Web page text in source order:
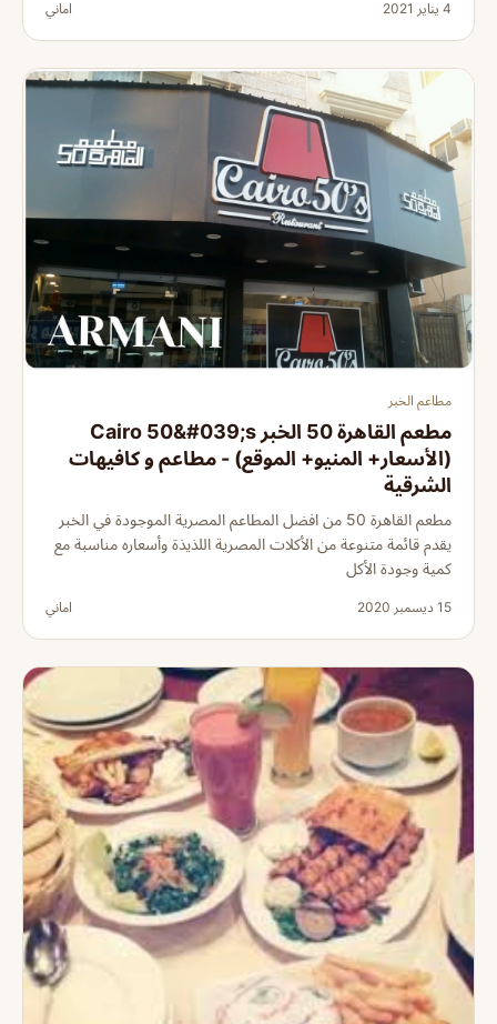
4 يناير 2021 اماني
مطاعم الخبر
مطعم القاهرة 50 الخبر Cairo 50&#039;s
(الأسعار+ المنيو+ الموقع) - مطاعم و كافيهات
الشرقية
مطعم القاهرة 50 من افضل المطاعم المصرية الموجودة في الخبر
يقدم قائمة متنوعة من الأكلات المصرية اللذيذة وأسعاره مناسبة مع
كمية وجودة الأكل
15 ديسمبر 2020 اماني